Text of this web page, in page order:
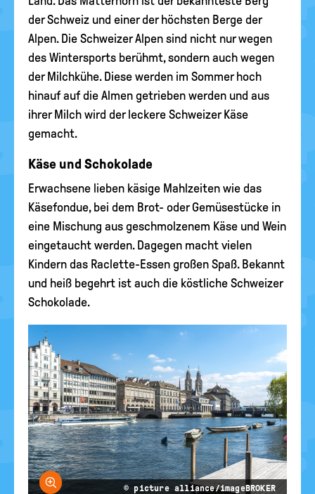
der Schweiz und einer der höchsten Berge der
Alpen. Die Schweizer Alpen sind nicht nur wegen
des Wintersports berühmt, sondern auch wegen
der Milchkühe. Diese werden im Sommer hoch
hinauf auf die Almen getrieben werden und aus
ihrer Milch wird der leckere Schweizer Käse
gemacht.
Käse und Schokolade
Erwachsene lieben käsige Mahlzeiten wie das
Käsefondue, bei dem Brot- oder Gemüsestücke in
eine Mischung aus geschmolzenem Käse und Wein
eingetaucht werden. Dagegen macht vielen
Kindern das Raclette-Essen großen Spaß. Bekannt
und heiß begehrt ist auch die köstliche Schweizer
Schokolade.
Bild vergrößern
© picture alliance/imageBROKER